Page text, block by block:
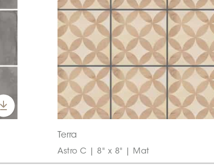
Terra
Astro C | 8" x 8" | Mat